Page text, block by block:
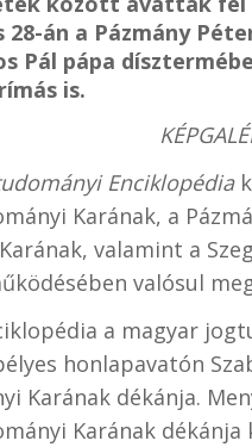
28-án a Pázmány
Pál pápa
is.
Enciklopédia
Karának, a
valamint a
valósul
a magyar
honlapavatón
Karának dékánja.
Karának